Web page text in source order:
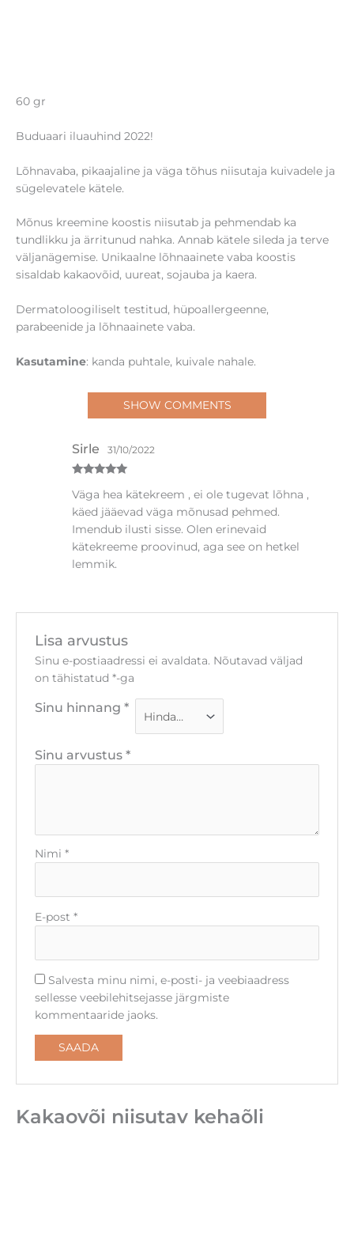
60 gr
Buduaari iluauhind 2022!
Lõhnavaba, pikaajaline ja väga tõhus niisutaja kuivadele ja
sügelevatele kätele.
Mõnus kreemine koostis niisutab ja pehmendab ka
tundlikku ja ärritunud nahka. Annab kätele sileda ja terve
väljanägemise. Unikaalne lõhnaainete vaba koostis
sisaldab kakaovõid, uureat, sojauba ja kaera.
Dermatoloogiliselt testitud, hüpoallergeenne,
parabeenide ja lõhnaainete vaba.
Kasutamine: kanda puhtale, kuivale nahale.
SHOW COMMENTS
5/ 5
Sirle 31/10/2022
Väga hea kätekreem , ei ole tugevat lõhna ,
käed jääevad väga mõnusad pehmed.
Imendub ilusti sisse. Olen erinevaid
kätekreeme proovinud, aga see on hetkel
lemmik.
Lisa arvustus
Sinu e-postiaadressi ei avaldata. Nõutavad väljad
on tähistatud *-ga
Sinu hinnang *
Sinu arvustus *
Nimi *
E-post *
Salvesta minu nimi, e-posti- ja veebiaadress
sellesse veebilehitsejasse järgmiste
kommentaaride jaoks.
Kakaovõi niisutav kehaõli